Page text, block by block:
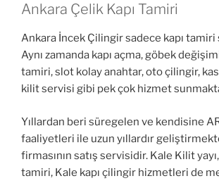
Ankara Çelik Kapı Tamiri
Ankara İncek Çilingir sadece kapı
Aynı zamanda kapı açma, göbek
tamiri, slot kolay anahtar, oto çilingir,
kilit servisi gibi pek çok hizmet
Yıllardan beri süregelen ve kendisine
faaliyetleri ile uzun yıllardır
firmasının satış servisidir. Kale Kilit
tamiri, Kale kapı çilingir hizmetleri de